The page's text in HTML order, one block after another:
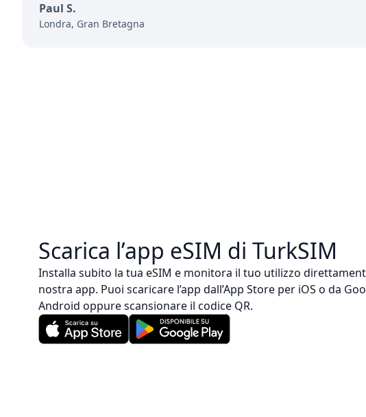
Paul S.
Londra, Gran Bretagna
Scarica l’app eSIM di TurkSIM
Installa subito la tua eSIM e monitora il tuo utilizzo
nostra app. Puoi scaricare l’app dall’App Store per iOS o da
Android oppure scansionare il codice QR.